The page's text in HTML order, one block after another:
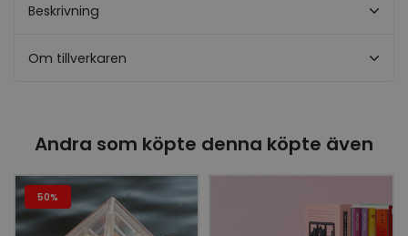
Beskrivning
Om tillverkaren
Andra som köpte denna köpte även
50%